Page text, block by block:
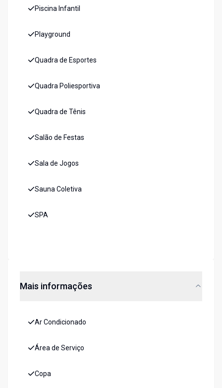
Piscina Infantil
Playground
Quadra de Esportes
Quadra Poliesportiva
Quadra de Tênis
Salão de Festas
Sala de Jogos
Sauna Coletiva
SPA
Mais informações
Ar Condicionado
Área de Serviço
Copa